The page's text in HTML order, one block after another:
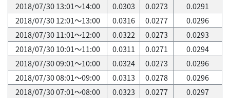
2018/07/30 13:01～14:00
0.0303 0.0273
0.0291
2018/07/30 12:01～13:00
0.0316 0.0277
0.0296
2018/07/30 11:01～12:00
0.0322 0.0273
0.0293
2018/07/30 10:01～11:00
0.0311 0.0271
0.0294
2018/07/30 09:01～10:00
0.0324 0.0273
0.0296
2018/07/30 08:01～09:00
0.0313 0.0278
0.0296
2018/07/30 07:01～08:00
0.0323 0.0277
0.0297